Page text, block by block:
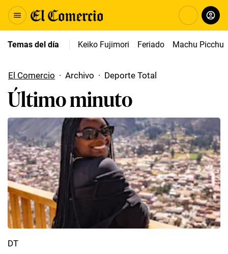
Temas del día Keiko Fujimori Feriado Machu Picchu
El Comercio · Archivo · Deporte Total
Último minuto
DT